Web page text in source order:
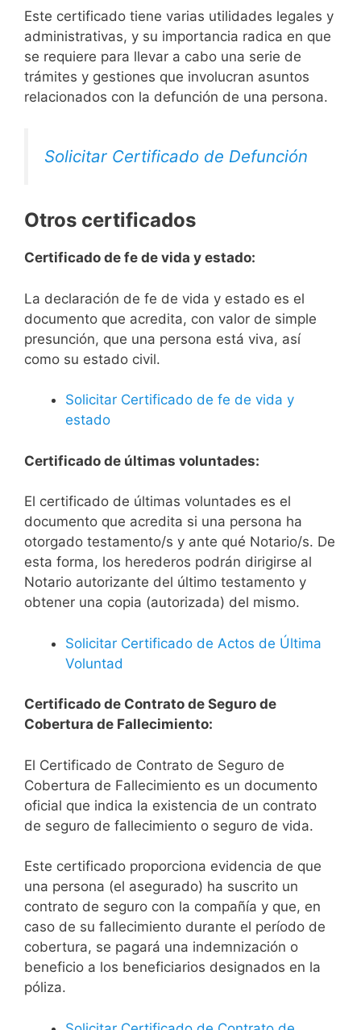
Este certificado tiene varias utilidades legales y
administrativas, y su importancia radica en que
se requiere para llevar a cabo una serie de
trámites y gestiones que involucran asuntos
relacionados con la defunción de una persona.
Solicitar Certificado de Defunción
Otros certificados
Certificado de fe de vida y estado:
La declaración de fe de vida y estado es el
documento que acredita, con valor de simple
presunción, que una persona está viva, así
como su estado civil.
Solicitar Certificado de fe de vida y
estado
Certificado de últimas voluntades:
El certificado de últimas voluntades es el
documento que acredita si una persona ha
otorgado testamento/s y ante qué Notario/s. De
esta forma, los herederos podrán dirigirse al
Notario autorizante del último testamento y
obtener una copia (autorizada) del mismo.
Solicitar Certificado de Actos de Última
Voluntad
Certificado de Contrato de Seguro de
Cobertura de Fallecimiento:
El Certificado de Contrato de Seguro de
Cobertura de Fallecimiento es un documento
oficial que indica la existencia de un contrato
de seguro de fallecimiento o seguro de vida.
Este certificado proporciona evidencia de que
una persona (el asegurado) ha suscrito un
contrato de seguro con la compañía y que, en
caso de su fallecimiento durante el período de
cobertura, se pagará una indemnización o
beneficio a los beneficiarios designados en la
póliza.